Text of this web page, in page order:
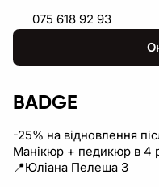
075 618 92 93
BADGE
-25% на відновлення
Манікюр + педикюр в 4
📍Юліана Пелеша 3